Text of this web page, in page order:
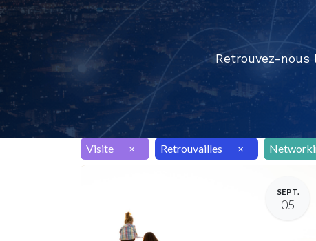
Retrouvez-nous
Visite × Retrouvailles ×
SEPT.
05